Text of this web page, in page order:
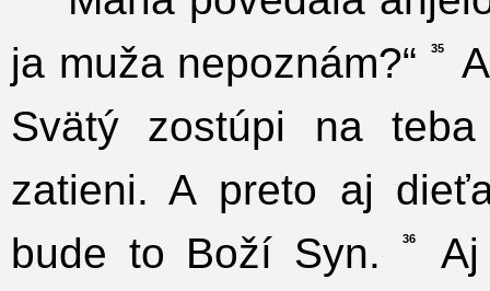
ja muža nepoznám?“
35
Svätý zostúpi na
zatieni. A preto aj
bude to Boží Syn.
36